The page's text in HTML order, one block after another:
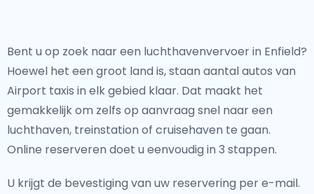
Bent u op zoek naar een luchthavenvervoer in Enfield?
Hoewel het een groot land is, staan aantal autos van
Airport taxis in elk gebied klaar. Dat maakt het
gemakkelijk om zelfs op aanvraag snel naar een
luchthaven, treinstation of cruisehaven te gaan.
Online reserveren doet u eenvoudig in 3 stappen.
U krijgt de bevestiging van uw reservering per e-mail.